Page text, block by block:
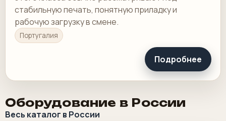
стабильную печать, понятную приладку и
рабочую загрузку в смене.
Португалия
Подробнее
Оборудование в России
Весь каталог в России